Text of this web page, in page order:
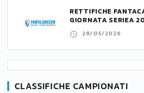
RETTIFICHE
GIORNATA SERIEA
28/05/2026
CLASSIFICHE CAMPIONATI